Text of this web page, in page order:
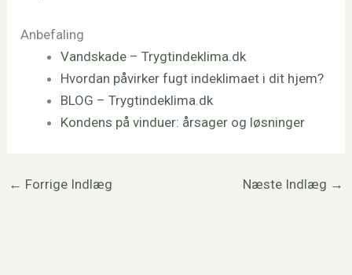
Anbefaling
Vandskade – Trygtindeklima.dk
Hvordan påvirker fugt indeklimaet i dit hjem?
BLOG – Trygtindeklima.dk
Kondens på vinduer: årsager og løsninger
← Forrige Indlæg Næste Indlæg →